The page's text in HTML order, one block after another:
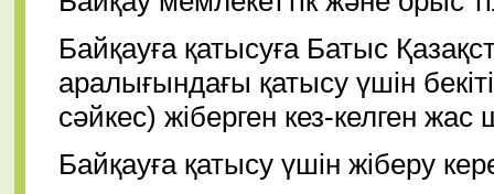
Байқауға қатысуға Батыс
аралығындағы қатысу үшін
сәйкес) жіберген кез-келген
Байқауға қатысу үшін жіберу